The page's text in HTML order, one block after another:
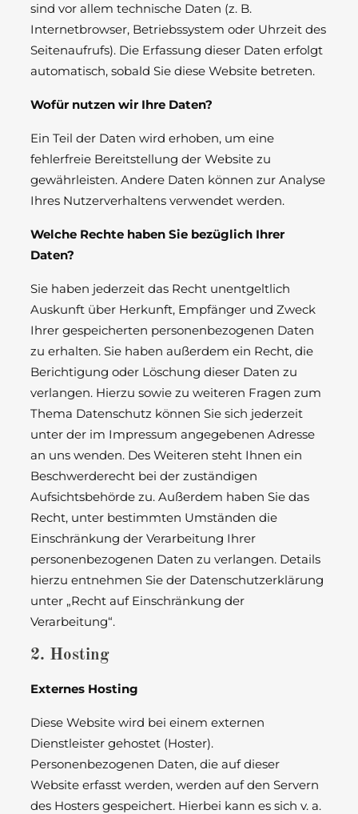
sind vor allem technische Daten (z. B.
Internetbrowser, Betriebssystem oder Uhrzeit des
Seitenaufrufs). Die Erfassung dieser Daten erfolgt
automatisch, sobald Sie diese Website betreten.
Wofür nutzen wir Ihre Daten?
Ein Teil der Daten wird erhoben, um eine
fehlerfreie Bereitstellung der Website zu
gewährleisten. Andere Daten können zur Analyse
Ihres Nutzerverhaltens verwendet werden.
Welche Rechte haben Sie bezüglich Ihrer
Daten?
Sie haben jederzeit das Recht unentgeltlich
Auskunft über Herkunft, Empfänger und Zweck
Ihrer gespeicherten personenbezogenen Daten
zu erhalten. Sie haben außerdem ein Recht, die
Berichtigung oder Löschung dieser Daten zu
verlangen. Hierzu sowie zu weiteren Fragen zum
Thema Datenschutz können Sie sich jederzeit
unter der im Impressum angegebenen Adresse
an uns wenden. Des Weiteren steht Ihnen ein
Beschwerderecht bei der zuständigen
Aufsichtsbehörde zu. Außerdem haben Sie das
Recht, unter bestimmten Umständen die
Einschränkung der Verarbeitung Ihrer
personenbezogenen Daten zu verlangen. Details
hierzu entnehmen Sie der Datenschutzerklärung
unter „Recht auf Einschränkung der
Verarbeitung“.
2. Hosting
Externes Hosting
Diese Website wird bei einem externen
Dienstleister gehostet (Hoster).
Personenbezogenen Daten, die auf dieser
Website erfasst werden, werden auf den Servern
des Hosters gespeichert. Hierbei kann es sich v. a.